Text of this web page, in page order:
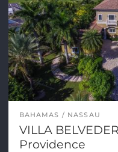
BAHAMAS NASSAU
VILLA
Providence